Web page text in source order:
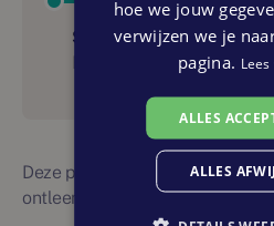
Start bouw
Eerste kwartaal 2024
Deze planning is indicatief. Er
ontleend worden aan
hoe we jouw
verwijzen we je
pagina.
ALLES
ALLES